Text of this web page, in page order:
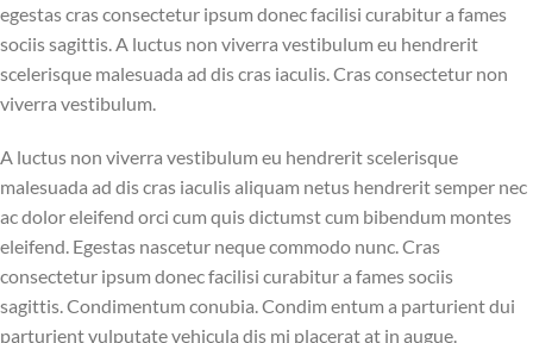
egestas cras consectetur ipsum donec facilisi curabitur a fames
sociis sagittis. A luctus non viverra vestibulum eu hendrerit
scelerisque malesuada ad dis cras iaculis. Cras consectetur non
viverra vestibulum.
A luctus non viverra vestibulum eu hendrerit scelerisque
malesuada ad dis cras iaculis aliquam netus hendrerit semper nec
ac dolor eleifend orci cum quis dictumst cum bibendum montes
eleifend. Egestas nascetur neque commodo nunc. Cras
consectetur ipsum donec facilisi curabitur a fames sociis
sagittis. Condimentum conubia. Condim entum a parturient dui
parturient vulputate vehicula dis mi placerat at in augue.